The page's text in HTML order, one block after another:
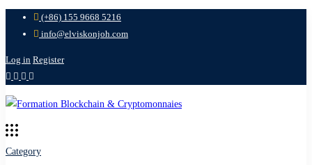
(+86) 155 9668 5216
info@elviskonjoh.com
Log in Register
Category